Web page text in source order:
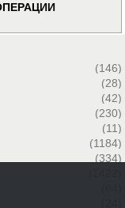
(146)
(28)
(42)
(230)
(11)
(1184)
(334)